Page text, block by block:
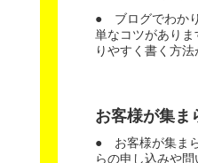
● ブログでわか
単なコツがあり
りやすく書く方法
お客様が集ま
● お客様が集ま
らの申し込みや